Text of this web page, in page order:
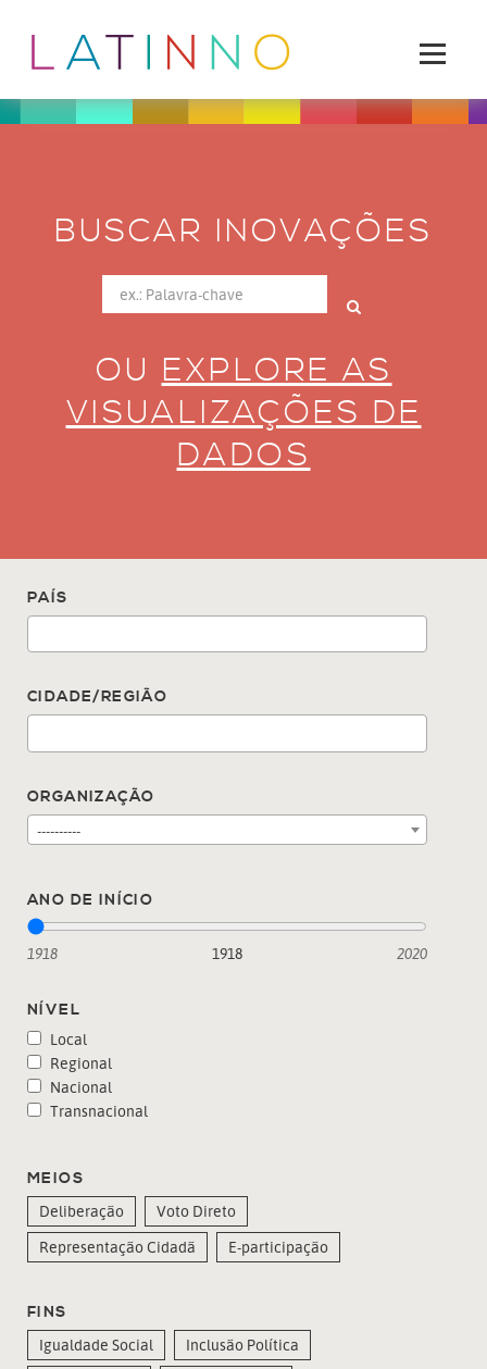
BUSCAR INOVAÇÕES
OU EXPLORE AS
VISUALIZAÇÕES DE
DADOS
PAÍS
CIDADE/REGIÃO
ORGANIZAÇÃO
----------
ANO DE INÍCIO
1918 2020
1918
NÍVEL
Local
Regional
Nacional
Transnacional
MEIOS
Deliberação
Voto Direto
Representação Cidadã
E-participação
FINS
Igualdade Social
Inclusão Política